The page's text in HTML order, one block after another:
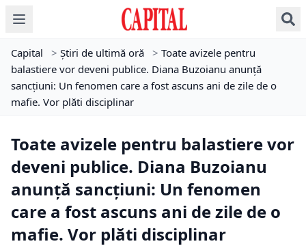
Capital > Știri de ultimă oră > Toate avizele pentru
balastiere vor deveni publice. Diana Buzoianu anunță
sancțiuni: Un fenomen care a fost ascuns ani de zile de o
mafie. Vor plăti disciplinar
Toate avizele pentru balastiere vor
deveni publice. Diana Buzoianu
anunță sancțiuni: Un fenomen
care a fost ascuns ani de zile de o
mafie. Vor plăti disciplinar